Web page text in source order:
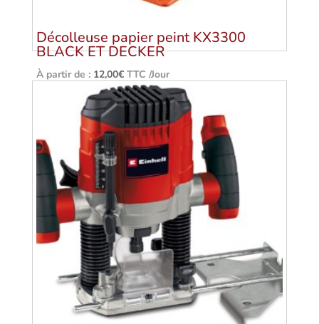
Décolleuse papier peint KX3300
BLACK ET DECKER
À partir de : 12,00€ TTC /Jour